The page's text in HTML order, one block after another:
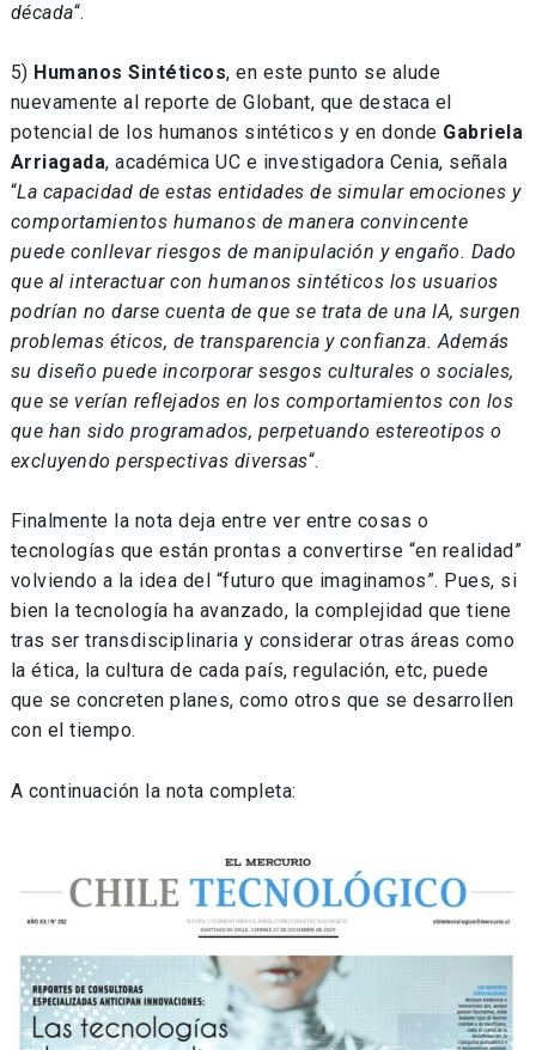
década“.
5) Humanos Sintéticos, en este punto se alude
nuevamente al reporte de Globant, que destaca el
potencial de los humanos sintéticos y en donde Gabriela
Arriagada, académica UC e investigadora Cenia, señala
“La capacidad de estas entidades de simular emociones y
comportamientos humanos de manera convincente
puede conllevar riesgos de manipulación y engaño. Dado
que al interactuar con humanos sintéticos los usuarios
podrían no darse cuenta de que se trata de una IA, surgen
problemas éticos, de transparencia y confianza. Además
su diseño puede incorporar sesgos culturales o sociales,
que se verían reflejados en los comportamientos con los
que han sido programados, perpetuando estereotipos o
excluyendo perspectivas diversas“.
Finalmente la nota deja entre ver entre cosas o
tecnologías que están prontas a convertirse “en realidad”
volviendo a la idea del “futuro que imaginamos”. Pues, si
bien la tecnología ha avanzado, la complejidad que tiene
tras ser transdisciplinaria y considerar otras áreas como
la ética, la cultura de cada país, regulación, etc, puede
que se concreten planes, como otros que se desarrollen
con el tiempo.
A continuación la nota completa: